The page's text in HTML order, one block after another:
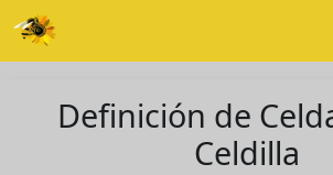
Definición de
Celdilla